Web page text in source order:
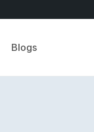
Blogs